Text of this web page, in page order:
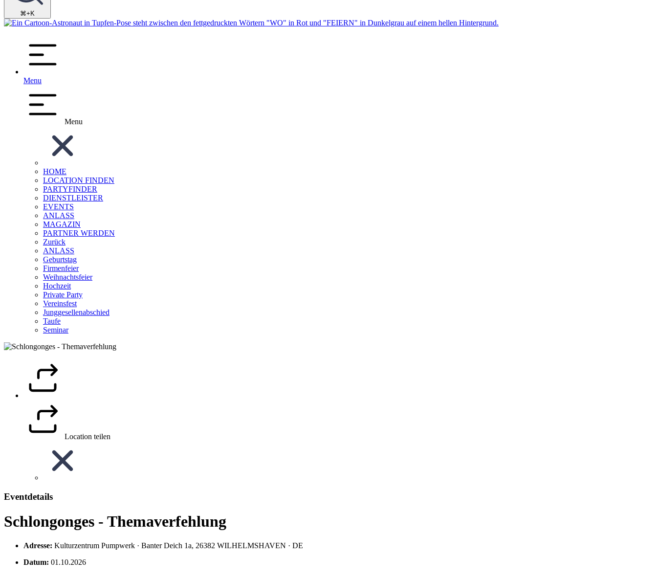
⌘+K
Menu
Menu
HOME
LOCATION FINDEN
PARTYFINDER
DIENSTLEISTER
EVENTS
ANLASS
MAGAZIN
PARTNER WERDEN
Zurück
ANLASS
Geburtstag
Firmenfeier
Weihnachtsfeier
Hochzeit
Private Party
Vereinsfest
Junggesellenabschied
Taufe
Seminar
Location teilen
Eventdetails
Schlongonges - Themaverfehlung
Adresse: Kulturzentrum Pumpwerk · Banter Deich 1a, 26382 WILHELMSHAVEN · DE
Datum: 01.10.2026